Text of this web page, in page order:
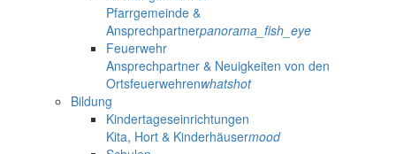
Pfarrgemeinde &
Ansprechpartnerpanorama_fish_eye
Feuerwehr
Ansprechpartner & Neuigkeiten von den
Ortsfeuerwehrenwhatshot
Bildung
Kindertageseinrichtungen
Kita, Hort & Kinderhäusermood